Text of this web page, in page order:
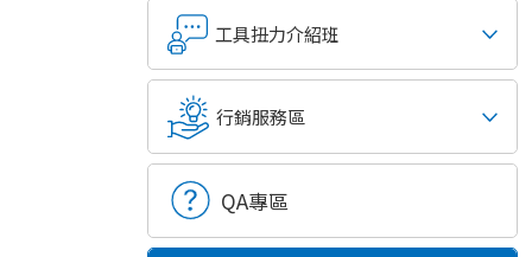
工具扭力介紹班
行銷服務區
QA專區